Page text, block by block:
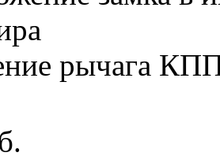
рычага